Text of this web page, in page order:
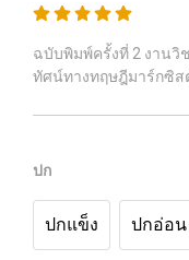
ฉบับพิมพ์ครั้งที่ 2 งานวิ
ทัศน์ทางทฤษฎีมาร์กซิส
ปก
ปกแข็ง ปกอ่อน